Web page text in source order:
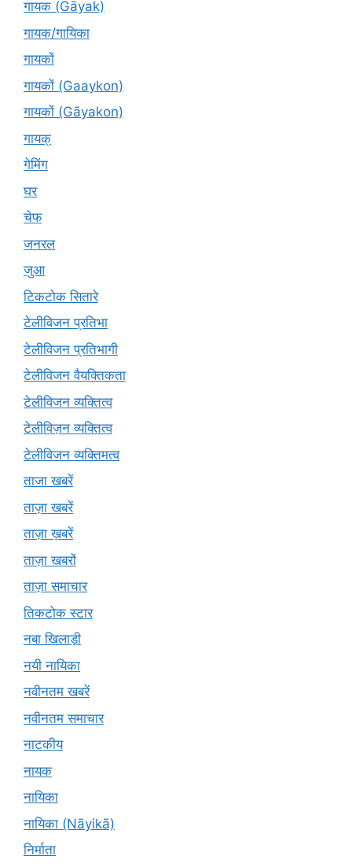
गायक (Gāyak)
गायक/गायिका
गायकों
गायकों (Gaaykon)
गायकों (Gāyakon)
गायक्
गेमिंग
घर
चेफ
जनरल
जुआ
टिकटोक सितारे
टेलीविजन प्रतिभा
टेलीविजन प्रतिभागी
टेलीविजन वैयक्तिकता
टेलीविजन व्यक्तित्व
टेलीविज़न व्यक्तित्व
टेलीविजन व्यक्तिमत्व
ताजा खबरें
ताज़ा खबरें
ताज़ा ख़बरें
ताज़ा खबरों
ताज़ा समाचार
तिकटोक स्टार
नबा खिलाड़ी
नयी नायिका
नवीनतम खबरें
नवीनतम समाचार
नाटकीय
नायक
नायिका
नायिका (Nāyikā)
निर्माता